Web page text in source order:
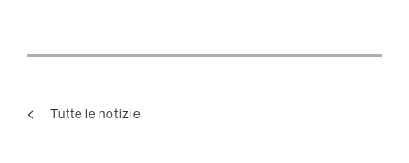
Tutte le notizie